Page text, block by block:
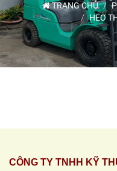
TRANG CHỦ
HEO
CÔNG TY TNHH KỸ